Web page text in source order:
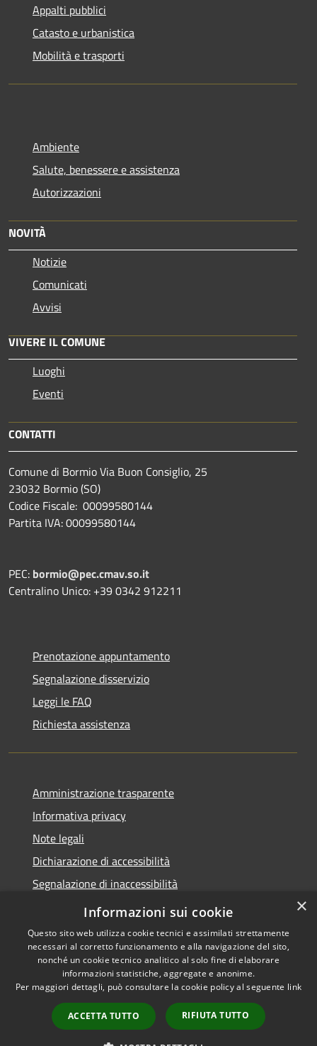
Appalti pubblici
Catasto e urbanistica
Mobilità e trasporti
Ambiente
Salute, benessere e assistenza
Autorizzazioni
NOVITÀ
Notizie
Comunicati
Avvisi
VIVERE IL COMUNE
Luoghi
Eventi
CONTATTI
Comune di Bormio Via Buon Consiglio, 25
23032 Bormio (SO)
Codice Fiscale: 00099580144
Partita IVA: 00099580144
PEC: bormio@pec.cmav.so.it
Centralino Unico: +39 0342 912211
Prenotazione appuntamento
Segnalazione disservizio
Leggi le FAQ
Richiesta assistenza
Amministrazione trasparente
Informativa privacy
Note legali
Dichiarazione di accessibilità
Segnalazione di inaccessibilità
Whistleblowing segnalazione illeciti
Accessibilità
Copyright © 2026 • Comune di
Bormio • Powered by
Municipium•
Accesso
redazione
×
Informazioni sui cookie
Questo sito web utilizza cookie tecnici e assimilati strettamente
necessari al corretto funzionamento e alla navigazione del sito,
nonché un cookie tecnico analitico al solo fine di elaborare
informazioni statistiche, aggregate e anonime.
Per maggiori dettagli, può consultare la cookie policy al seguente link
ACCETTA TUTTO RIFIUTA TUTTO